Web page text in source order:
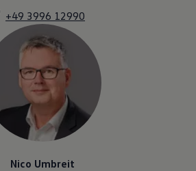
+49 3996 12990
Nico Umbreit